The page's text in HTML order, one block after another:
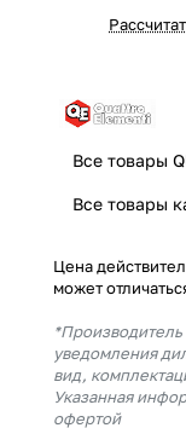
Все товары
Все товары
Цена
может
*Производитель
уведомления
вид,
Указанная
офертой